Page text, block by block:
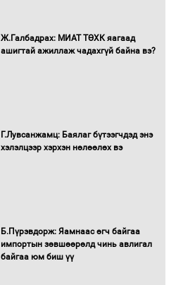
Ж.Галбадрах: МИАТ ТӨХК яагаад
ашигтай ажиллаж чадахгүй байна вэ?
Г.Лувсанжамц: Баялаг бүтээгчдэд энэ
хэлэлцээр хэрхэн нөлөөлөх вэ
Б.Пүрэвдорж: Яамнаас өгч байгаа
импортын зөвшөөрөлд чинь авлигал
байгаа юм биш үү